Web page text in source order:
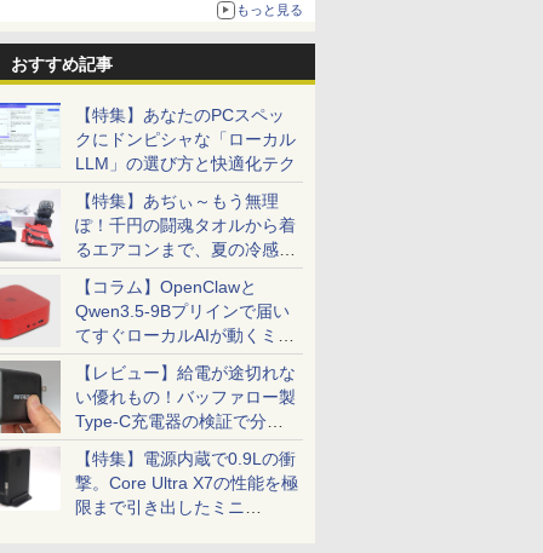
もっと見る
おすすめ記事
【特集】あなたのPCスペッ
クにドンピシャな「ローカル
LLM」の選び方と快適化テク
【特集】あぢぃ～もう無理
ぽ！千円の闘魂タオルから着
るエアコンまで、夏の冷感グ
ッズ一挙紹介
【コラム】OpenClawと
Qwen3.5-9Bプリインで届い
てすぐローカルAIが動くミニ
PC「SER9 Pro」
【レビュー】給電が途切れな
い優れもの！バッファロー製
Type-C充電器の検証で分か
ったこと
【特集】電源内蔵で0.9Lの衝
撃。Core Ultra X7の性能を極
限まで引き出したミニ